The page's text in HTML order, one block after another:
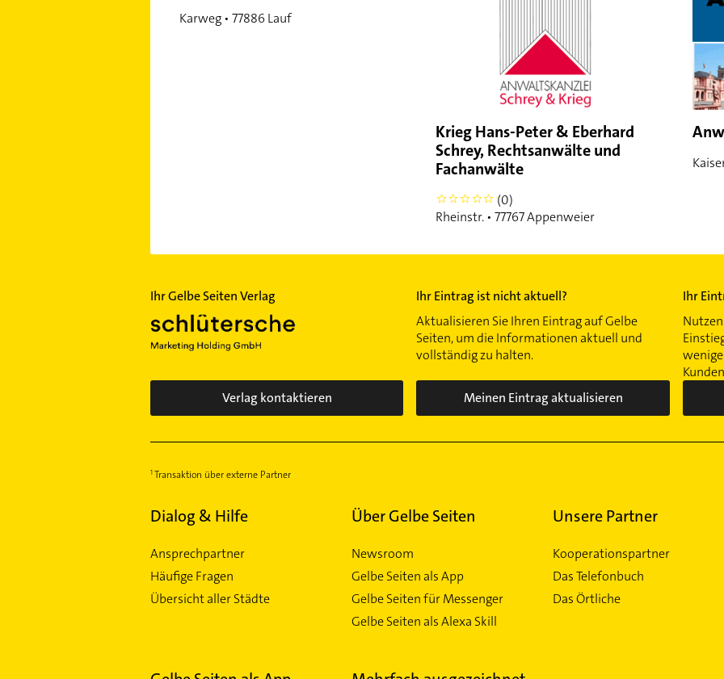
Karweg • 77886 Lauf
Krieg Hans-Peter & Eberhard
Schrey, Rechtsanwälte und
Fachanwälte
0
(0)
Rheinstr. • 77767 Appenweier
Ihr Gelbe Seiten Verlag
Verlag kontaktieren
Ihr Eintrag ist nicht aktuell?
Aktualisieren Sie Ihren Eintrag auf Gelbe
Seiten, um die Informationen aktuell und
vollständig zu halten.
Meinen Eintrag aktualisieren
Ihr
Transaktion über externe Partner
Dialog & Hilfe
Ansprechpartner
Häufige Fragen
Übersicht aller Städte
Über Gelbe Seiten
Newsroom
Gelbe Seiten als App
Gelbe Seiten für Messenger
Gelbe Seiten als Alexa Skill
Unsere Partner
Kooperationspartner
Das Telefonbuch
Das Örtliche